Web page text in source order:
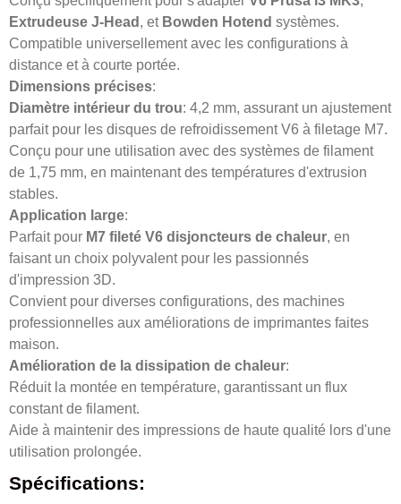
Extrudeuse J-Head , et Bowden Hotend systèmes.
Compatible universellement avec les configurations à
distance et à courte portée.
Dimensions précises:
Diamètre intérieur du trou: 4,2 mm, assurant un ajustement
parfait pour les disques de refroidissement V6 à filetage M7.
Conçu pour une utilisation avec des systèmes de filament
de 1,75 mm, en maintenant des températures d'extrusion
stables.
Application large:
Parfait pour M7 fileté V6 disjoncteurs de chaleur, en
faisant un choix polyvalent pour les passionnés
d'impression 3D.
Convient pour diverses configurations, des machines
professionnelles aux améliorations de imprimantes faites
maison.
Amélioration de la dissipation de chaleur:
Réduit la montée en température, garantissant un flux
constant de filament.
Aide à maintenir des impressions de haute qualité lors d'une
utilisation prolongée.
Spécifications: